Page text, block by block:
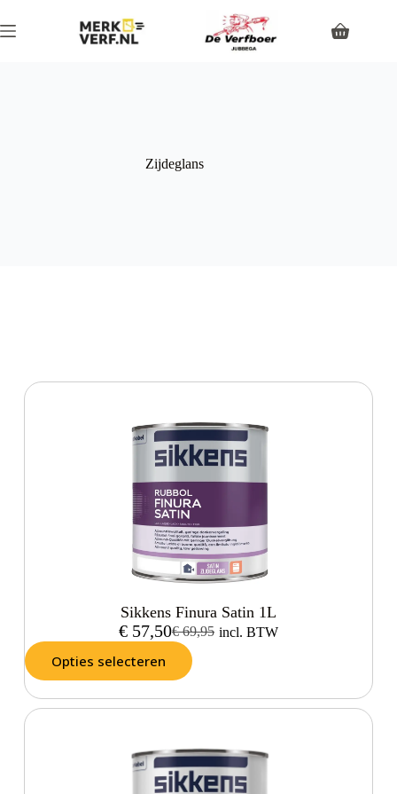
Zijdeglans
Sikkens Finura Satin 1L
€69,95
€57,50 incl. BTW
Opties selecteren